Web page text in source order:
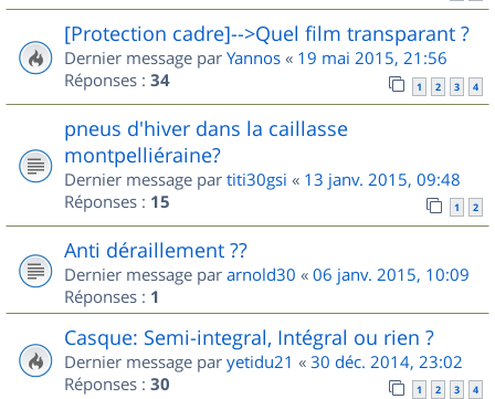
[Protection cadre]-->Quel film transparant ?
Dernier message par Yannos « 19 mai 2015, 21:56
Réponses : 34 1 2 3 4
pneus d'hiver dans la caillasse
montpelliéraine?
Dernier message par titi30gsi « 13 janv. 2015, 09:48
Réponses : 15 1 2
Anti déraillement ??
Dernier message par arnold30 « 06 janv. 2015, 10:09
Réponses : 1
Casque: Semi-integral, Intégral ou rien ?
Dernier message par yetidu21 « 30 déc. 2014, 23:02
Réponses : 30 1 2 3 4